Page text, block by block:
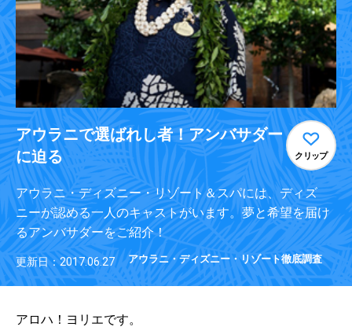
アウラニで選ばれし者！アンバサダー
に迫る
クリップ
アウラニ・ディズニー・リゾート＆スパには、ディズ
ニーが認める一人のキャストがいます。夢と希望を届け
るアンバサダーをご紹介！
更新日：2017.06.27 アウラニ・ディズニー・リゾート徹底調査
アロハ！ヨリエです。